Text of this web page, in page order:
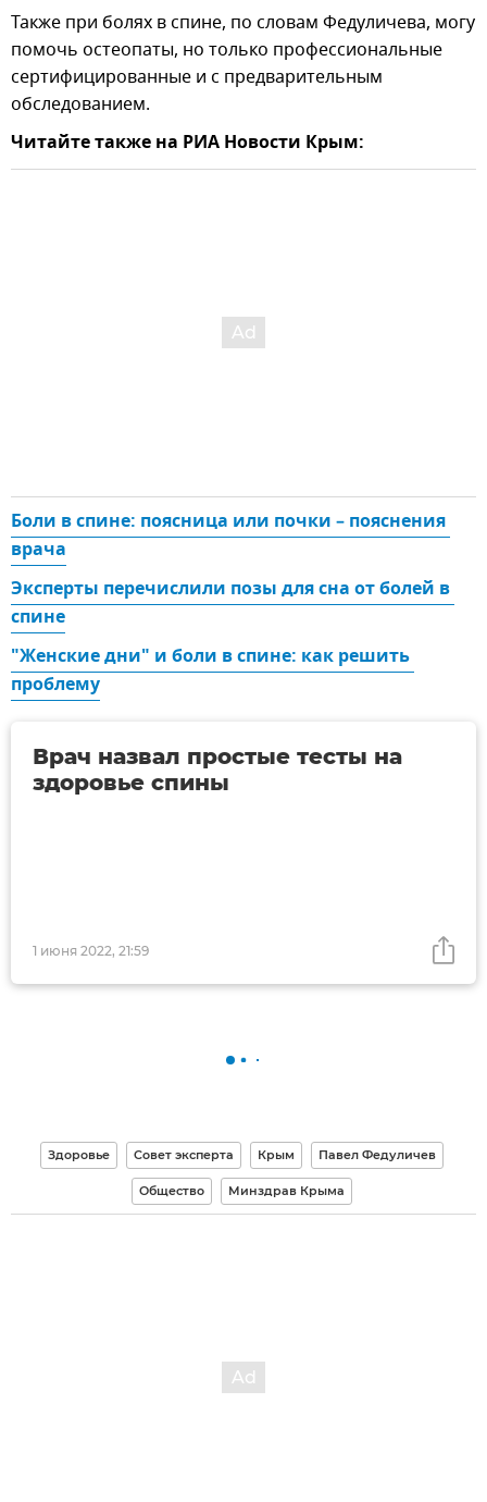
Также при болях в спине, по словам Федуличева, могу
помочь остеопаты, но только профессиональные
сертифицированные и с предварительным
обследованием.
Читайте также на РИА Новости Крым:
Боли в спине: поясница или почки – пояснения
врача
Эксперты перечислили позы для сна от болей в
спине
"Женские дни" и боли в спине: как решить
проблему
1 июня 2022, 21:59
Врач назвал простые тесты на
здоровье спины
Здоровье Совет эксперта Крым Павел Федуличев
Общество Минздрав Крыма